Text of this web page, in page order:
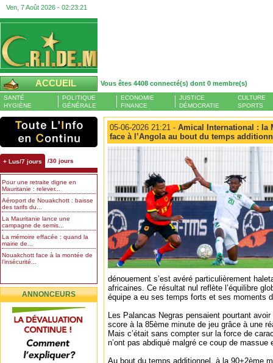
Ven, 7 Août 2026 - 02:23:22
ACCUEIL Vous êtes 4408 connecté(s) dont 0 membre(s)
SANTÉ
HYGIÈNE
POLITIQUE
GÉNÉRALE
ECONOMIE
FINANCE
JUSTICE
DÉMOCRATIE
CULTURE
SPORTS
+ Lus/7 jours /30 jours
Pour une retraite digne en
Mauritanie : relever...
Aéroport de Nouakchott : baisse
des tarifs du...
La Mauritanie lance une
campagne de semis...
La mémoire effacée : quand la
mairie de...
Nouakchott face à la montée de
l’insécurité...
ANNONCEURS
05-06-2026 21:21 - Amical International : la
face à l’Angola au bout du temps
dénouement s’est avéré particulièrement
africaines. Ce résultat nul reflète l’équilibre
équipe a eu ses temps forts et ses moments
Les Palancas Negras pensaient pourtant
score à la 85ème minute de jeu grâce à une
Mais c’était sans compter sur la force de
n’ont pas abdiqué malgré ce coup de massue
Au bout du temps additionnel, à la 90+2ème